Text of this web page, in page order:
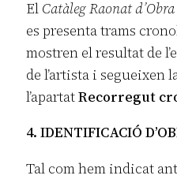
El Catàleg Raonat
es presenta trams
mostren el resultat de
de l’artista i segueixen
l’apartatRecorregut
4. IDENTIFICACIÓ
Tal com hem indicat